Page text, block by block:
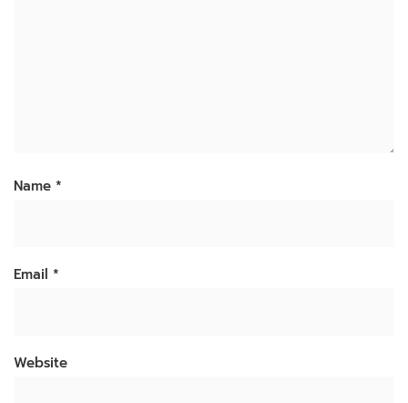
Name *
Email *
Website